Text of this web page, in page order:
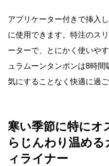
アプリケーター付きで挿入
に使用できます。特注のス
ーターで、とにかく使いや
ュラムーンタンポンは8時
気にすることなく快適に過ご
寒い季節に特にオ
らじんわり温め
ィライナー